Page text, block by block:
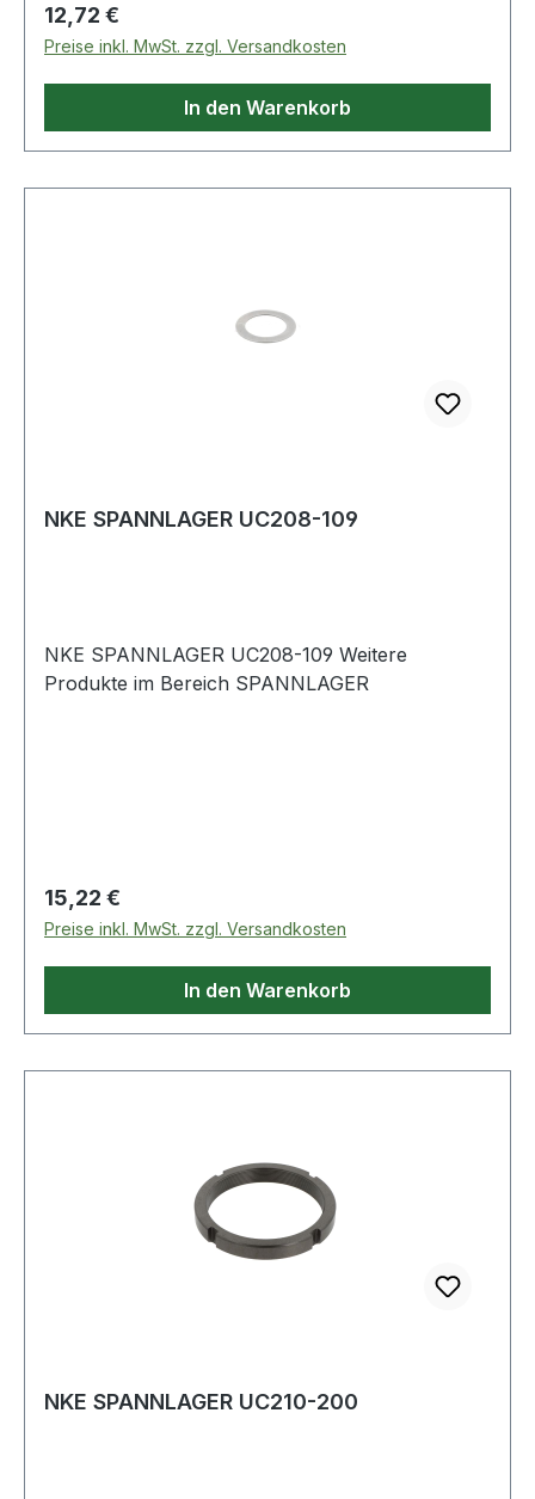
Regulärer Preis:
12,72 €
Preise inkl. MwSt. zzgl. Versandkosten
In den Warenkorb
NKE SPANNLAGER UC208-109
NKE SPANNLAGER UC208-109 Weitere
Produkte im Bereich SPANNLAGER
Regulärer Preis:
15,22 €
Preise inkl. MwSt. zzgl. Versandkosten
In den Warenkorb
NKE SPANNLAGER UC210-200